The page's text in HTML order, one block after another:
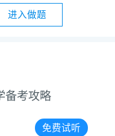
进入做题